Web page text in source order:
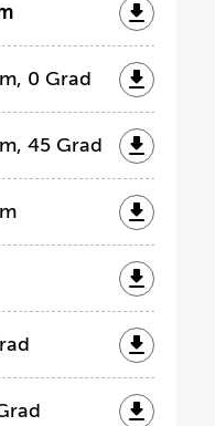
0 Grad
45 Grad